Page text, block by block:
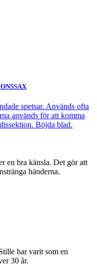
spetsar. Används ofta
används för att komma
Böjda blad.
en bra känsla. Det gör att
händerna.
har varit som en
30 år.